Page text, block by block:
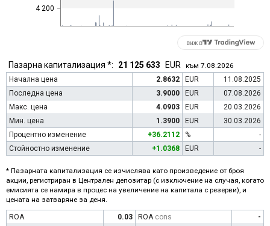
4 200
виж в
Пазарна капитализация *: 21 125 633 EUR към 7.08.2026
Начална цена
2.8632 EUR
11.08.2025
Последна цена
3.9000 EUR
07.08.2026
Макс. цена
4.0903 EUR
20.03.2026
Мин. цена
1.3900 EUR
30.03.2026
Процентно изменение
+36.2112 %
-
Стойностно изменение
+1.0368 EUR -
* Пазарната капитализация се изчислява като произведение от броя
акции, регистриран в Централен депозитар (с изключение на случая, когато
емисията се намира в процес на увеличение на капитала с резерви), и
цената на затваряне за деня.
ROA 0.03 ROA cons
-